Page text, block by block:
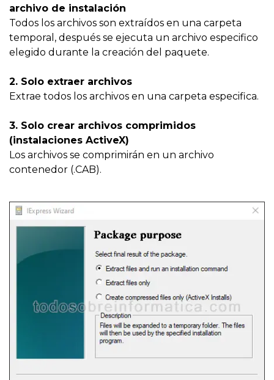
archivo de instalación
Todos los archivos son extraídos en una carpeta
temporal, después se ejecuta un archivo especifico
elegido durante la creación del paquete.
2. Solo extraer archivos
Extrae todos los archivos en una carpeta especifica.
3. Solo crear archivos comprimidos
(instalaciones ActiveX)
Los archivos se comprimirán en un archivo
contenedor (.CAB).